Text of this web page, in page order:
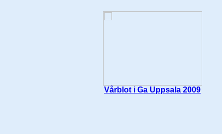
Vårblot i Ga Uppsala 2009